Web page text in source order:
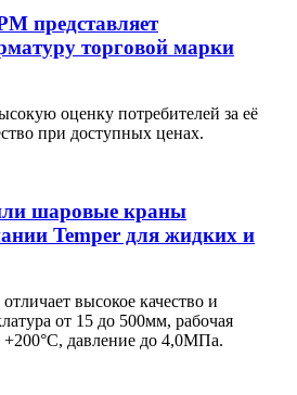
представляет
торговой марки
оценку потребителей за её
при доступных ценах.
шаровые краны
Temper для жидких и
высокое качество и
от 15 до 500мм, рабочая
+200°С, давление до 4,0МПа.